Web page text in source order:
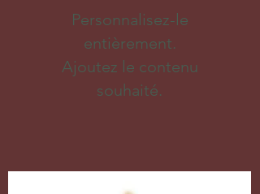
Personnalisez-le
entièrement.
Ajoutez le contenu
souhaité.